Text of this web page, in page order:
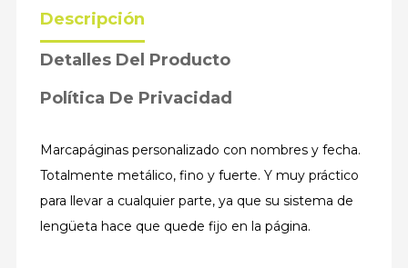
Descripción
Detalles Del Producto
Política De Privacidad
Marcapáginas personalizado con nombres y fecha.
Totalmente metálico, fino y fuerte. Y muy práctico
para llevar a cualquier parte, ya que su sistema de
lengüeta hace que quede fijo en la página.